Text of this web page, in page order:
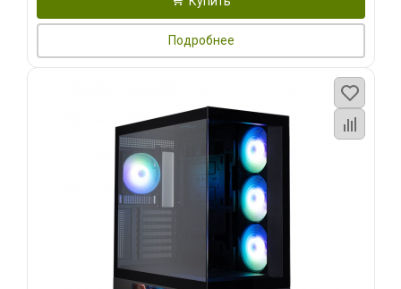
Подробнее